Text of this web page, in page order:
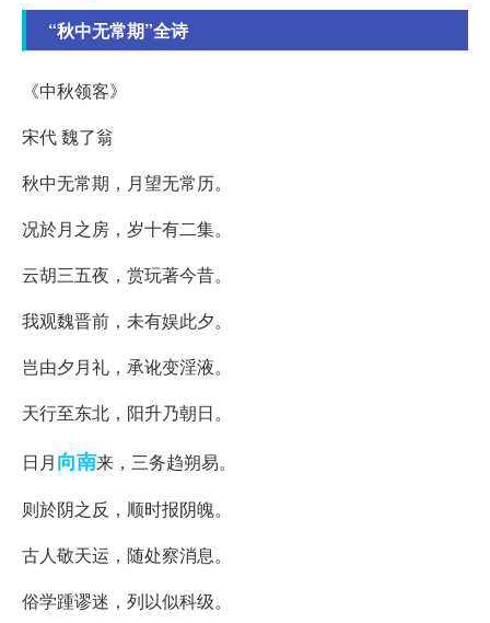
“秋中无常期”全诗
《中秋领客》
宋代 魏了翁
秋中无常期，月望无常历。
况於月之房，岁十有二集。
云胡三五夜，赏玩著今昔。
我观魏晋前，未有娱此夕。
岂由夕月礼，承讹变淫液。
天行至东北，阳升乃朝日。
日月向南来，三务趋朔易。
则於阴之反，顺时报阴魄。
古人敬天运，随处察消息。
俗学踵谬迷，列以似科级。